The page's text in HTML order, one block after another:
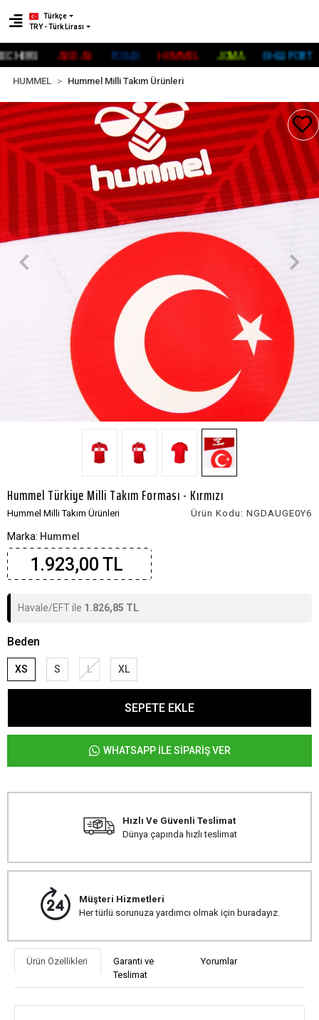
ADİDAS FOX40 HUMMEL JOMA UHLSPORT
Türkçe
TRY - Türk Lirası
HUMMEL Hummel Milli Takım Ürünleri
Hummel Türkiye Milli Takım Forması - Kırmızı
Hummel Milli Takım Ürünleri Ürün Kodu: NGDAUGE0Y6
Marka: Hummel
1.923,00 TL
Havale/EFT ile 1.826,85 TL
Beden
XS S L XL
SEPETE EKLE
WHATSAPP İLE SİPARİŞ VER
Hızlı Ve Güvenli Teslimat
Dünya çapında hızlı teslimat
Müşteri Hizmetleri
Her türlü sorunuza yardımcı olmak için buradayız.
Ürün Özellikleri
Garanti ve
Teslimat
Yorumlar